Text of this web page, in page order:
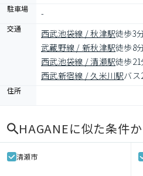
駐車場 -
交通 西武池袋線 / 秋津駅徒歩3
武蔵野線 / 新秋津駅徒歩8
西武池袋線 / 清瀬駅徒歩21
西武新宿線 / 久米川駅バス
住所
HAGANEに似た条件
清瀬市